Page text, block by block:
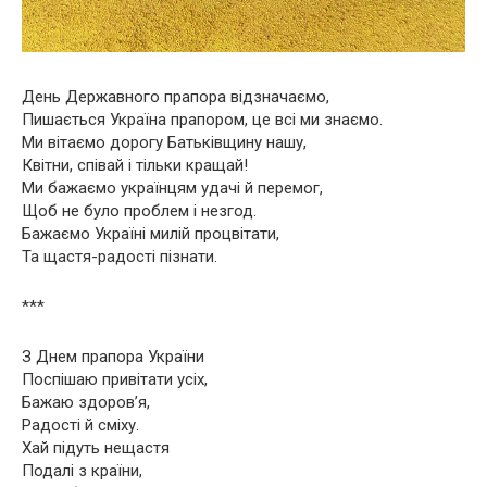
День Державного прапора відзначаємо,
Пишається Україна прапором, це всі ми знаємо.
Ми вітаємо дорогу Батьківщину нашу,
Квітни, співай і тільки кращай!
Ми бажаємо українцям удачі й перемог,
Щоб не було проблем і незгод.
Бажаємо Україні милій процвітати,
Та щастя-радості пізнати.
***
З Днем прапора України
Поспішаю привітати усіх,
Бажаю здоров’я,
Радості й сміху.
Хай підуть нещастя
Подалі з країни,